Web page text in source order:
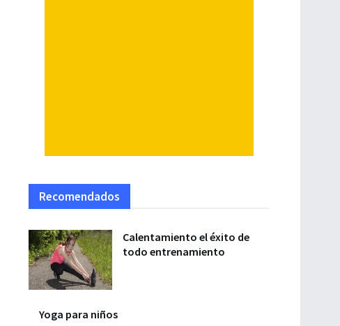
Recomendados
Calentamiento el éxito de
todo entrenamiento
Yoga para niños